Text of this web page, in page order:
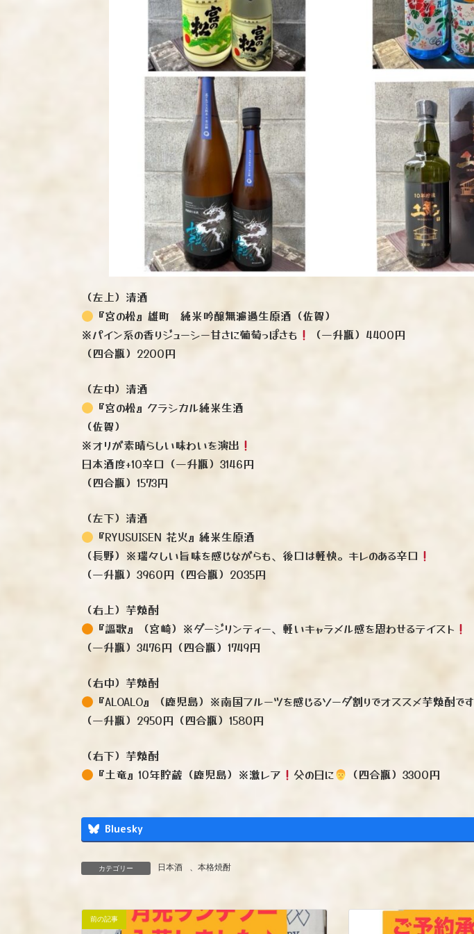
（左上）清酒
『宮の松』雄町 純米吟醸無濾過生原酒（佐賀）
※パイン系の香りジューシー甘さに葡萄っぽさも
（一升瓶）4400円
（四合瓶）2200円
（左中）清酒
『宮の松』クラシカル純米生酒
（佐賀）
※オリが素晴らしい味わいを演出
日本酒度+10辛口（一升瓶）3146円
（四合瓶）1573円
（左下）清酒
『RYUSUISEN 花火』純米生原酒
（長野）※瑞々しい旨味を感じながらも、後口は軽快。キレのある辛口
（一升瓶）3960円（四合瓶）2035円
（右上）芋焼酎
『謳歌』（宮崎）※ダージリンティー、軽いキャラメル感を思わせるテイスト
（一升瓶）3476円（四合瓶）1749円
（右中）芋焼酎
『ALOALO』（鹿児島）※南国フルーツを感じるソーダ割りでオススメ芋焼酎です
（一升瓶）2950円（四合瓶）1580円
（右下）芋焼酎
『土竜』10年貯蔵（鹿児島）※激レア
父の日に （四合瓶）3300円
Bluesky
カテゴリー 日本酒 、 本格焼酎
前の記事